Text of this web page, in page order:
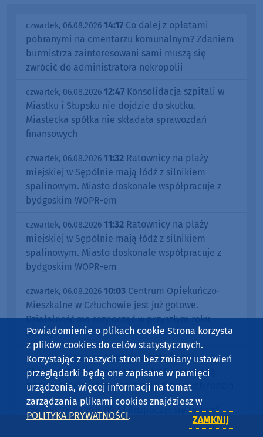
czwartek, 06.08.2026 14:17 Co dalej z opłatami
pobranymi na cmentarzu komunalnym? Zdaniem
burmistrza zainteresowani sami muszą się
zwrócić do administratora nekropolii
czwartek, 06.08.2026 12:47 Konsolidacja szpitali w
Miastku i Słupsku nie dojdzie do skutku.
Miastecka spółka nie składała sprawozdań
finansowych
czwartek, 06.08.2026 11:32 Ratownicy na plaży
miejskiej w Sępólnie mają łódź z silnikiem
spalinowym. Miasto doskonale współpracuje z
bydgoskim WOPR-em
czwartek, 06.08.2026 11:32 Ratownicy na plaży
miejskiej w Sępólnie mają łódź z silnikiem
spalinowym. Miasto doskonale współpracuje z
bydgoskim WOPR-em
czwartek, 06.08.2026 10:03 Centrum Opiekuńczo-
Mieszkalne w Człuchowie jest już gotowe.
Działalność ma rozpocząć w przyszłym roku
(FOTO)
czwartek, 06.08.2026 10:00W sobotę (8.08) w
Chojnicach Targi Rodzinne Baby Boom. Będą
porady specjalistów i animacje dla całych rodzin
czwartek, 06.08.2026 09:41Rozpoczął się remont
drogi wojewódzkiej numer 241 między
Powiadomienie o plikach cookie Strona korzysta
z plików cookies do celów statystycznych.
Korzystając z naszych stron bez zmiany ustawień
przeglądarki będą one zapisane w pamięci
urządzenia, więcej informacji na temat
zarządzania plikami cookies znajdziesz w
POLITYKA PRYWATNOŚCI. ZAMKNIJ